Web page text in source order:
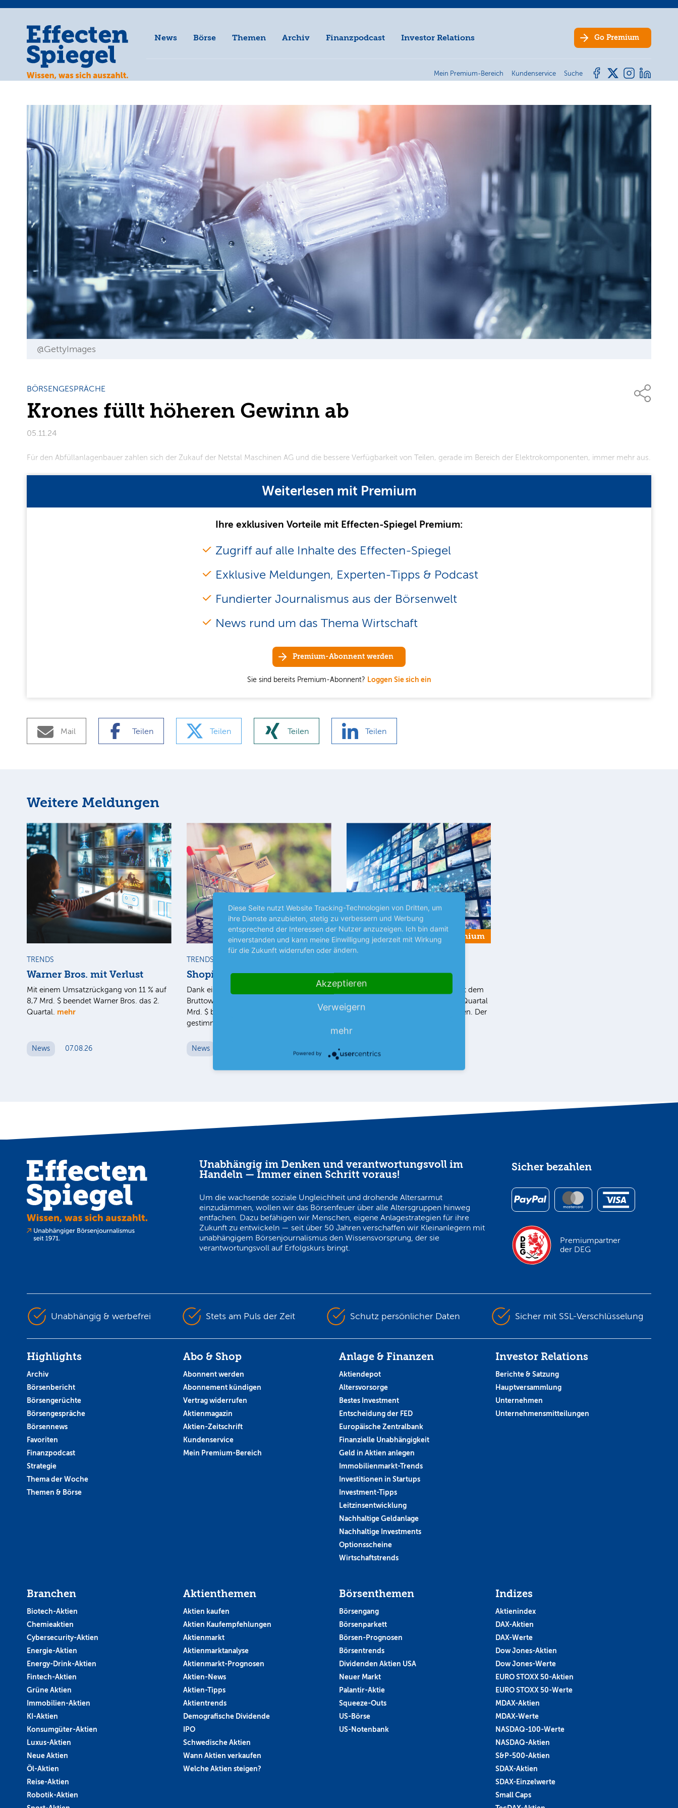
News Börse Themen Archiv Finanzpodcast Investor Relations Go Premium
Mein Premium-Bereich Kundenservice Suche
@GettyImages
BÖRSENGESPRÄCHE
Krones füllt höheren Gewinn ab
05.11.24
Für den Abfüllanlagenbauer zahlen sich der Zukauf der Netstal Maschinen AG und die bessere Verfügbarkeit von Teilen, gerade im Bereich der Elektrokomponenten, immer mehr aus.
Weiterlesen mit Premium
Ihre exklusiven Vorteile mit Effecten-Spiegel Premium:
Zugriff auf alle Inhalte des Effecten-Spiegel
Exklusive Meldungen, Experten-Tipps & Podcast
Fundierter Journalismus aus der Börsenwelt
News rund um das Thema Wirtschaft
Premium-Abonnent werden
Sie sind bereits Premium-Abonnent? Loggen Sie sich ein
Mail Teilen Teilen Teilen Teilen
Weitere Meldungen
TRENDS
Warner Bros. mit Verlust
Mit einem Umsatzrückgang von 11 % auf
8,7 Mrd. $ beendet Warner Bros. das 2.
Quartal. mehr
News 07.08.26
Premium
TRENDS
Shopify steigert Gewinn
Dank eines Anstiegs des
Bruttowarenvolumens um 32 % auf 115,6
Mrd. $ bleibt Shopify weiter optimistisch
gestimmt.
News
Premium
Toy Story treibt Disney
Vor allem der Film „Toy Story 5“ hat dem
Unterhaltungsriesen Disney im 3. Quartal
per Ende Juni Rückenwind gegeben. Der
Unabhängig im Denken und verantwortungsvoll im
Handeln — Immer einen Schritt voraus!
Um die wachsende soziale Ungleichheit und drohende Altersarmut
einzudämmen, wollen wir das Börsenfeuer über alle Altersgruppen hinweg
entfachen. Dazu befähigen wir Menschen, eigene Anlagestrategien für ihre
Zukunft zu entwickeln — seit über 50 Jahren verschaffen wir Kleinanlegern mit
unabhängigem Börsenjournalismus den Wissensvorsprung, der sie
verantwortungsvoll auf Erfolgskurs bringt.
Sicher bezahlen
Premiumpartner
der DEG
Unabhängig & werbefrei Stets am Puls der Zeit Schutz persönlicher Daten Sicher mit SSL-Verschlüsselung
Highlights
Archiv
Börsenbericht
Börsengerüchte
Börsengespräche
Börsennews
Favoriten
Finanzpodcast
Strategie
Thema der Woche
Themen & Börse
Abo & Shop
Abonnent werden
Abonnement kündigen
Vertrag widerrufen
Aktienmagazin
Aktien-Zeitschrift
Kundenservice
Mein Premium-Bereich
Anlage & Finanzen
Aktiendepot
Altersvorsorge
Bestes Investment
Entscheidung der FED
Europäische Zentralbank
Finanzielle Unabhängigkeit
Geld in Aktien anlegen
Immobilienmarkt-Trends
Investitionen in Startups
Investment-Tipps
Leitzinsentwicklung
Nachhaltige Geldanlage
Nachhaltige Investments
Optionsscheine
Wirtschaftstrends
Investor Relations
Berichte & Satzung
Hauptversammlung
Unternehmen
Unternehmensmitteilungen
Branchen
Biotech-Aktien
Chemieaktien
Cybersecurity-Aktien
Energie-Aktien
Energy-Drink-Aktien
Fintech-Aktien
Grüne Aktien
Immobilien-Aktien
KI-Aktien
Konsumgüter-Aktien
Luxus-Aktien
Neue Aktien
Öl-Aktien
Reise-Aktien
Robotik-Aktien
Aktienthemen
Aktien kaufen
Aktien Kaufempfehlungen
Aktienmarkt
Aktienmarktanalyse
Aktienmarkt-Prognosen
Aktien-News
Aktien-Tipps
Aktientrends
Demografische Dividende
IPO
Schwedische Aktien
Wann Aktien verkaufen
Welche Aktien steigen?
Börsenthemen
Börsengang
Börsenparkett
Börsen-Prognosen
Börsentrends
Dividenden Aktien USA
Neuer Markt
Palantir-Aktie
Squeeze-Outs
US-Börse
US-Notenbank
Indizes
Aktienindex
DAX-Aktien
DAX-Werte
Dow Jones-Aktien
Dow Jones-Werte
EURO STOXX 50-Aktien
EURO STOXX 50-Werte
MDAX-Aktien
MDAX-Werte
NASDAQ-100-Werte
NASDAQ-Aktien
S&P-500-Aktien
SDAX-Aktien
SDAX-Einzelwerte
Small Caps
Diese Seite nutzt Website Tracking-Technologien von Dritten, um
ihre Dienste anzubieten, stetig zu verbessern und Werbung
entsprechend der Interessen der Nutzer anzuzeigen. Ich bin damit
einverstanden und kann meine Einwilligung jederzeit mit Wirkung
für die Zukunft widerrufen oder ändern.
Akzeptieren
Verweigern
mehr
Powered by